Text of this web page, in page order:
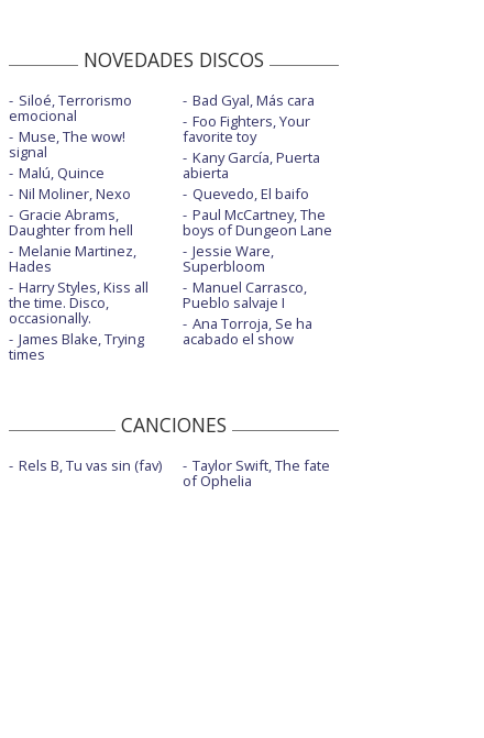
NOVEDADES DISCOS
Siloé, Terrorismo
emocional
Muse, The wow!
signal
Malú, Quince
Nil Moliner, Nexo
Gracie Abrams,
Daughter from hell
Melanie Martinez,
Hades
Harry Styles, Kiss all
the time. Disco,
occasionally.
James Blake, Trying
times
Bad Gyal, Más cara
Foo Fighters, Your
favorite toy
Kany García, Puerta
abierta
Quevedo, El baifo
Paul McCartney, The
boys of Dungeon Lane
Jessie Ware,
Superbloom
Manuel Carrasco,
Pueblo salvaje I
Ana Torroja, Se ha
acabado el show
CANCIONES
Rels B, Tu vas sin (fav) Taylor Swift, The fate
of Ophelia